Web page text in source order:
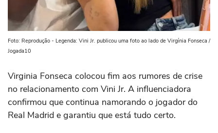
Foto: Reprodução - Legenda: Vini Jr. publicou uma foto ao lado de Virgínia Fonseca /
Jogada10
Virginia Fonseca colocou fim aos rumores de crise
no relacionamento com Vini Jr. A influenciadora
confirmou que continua namorando o jogador do
Real Madrid e garantiu que está tudo certo.